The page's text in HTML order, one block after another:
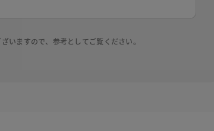
いますので、参考としてご覧ください。